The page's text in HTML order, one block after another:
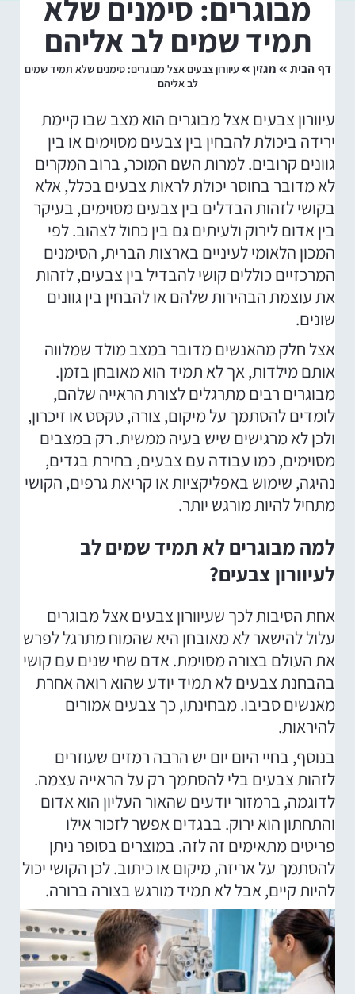
מבוגרים: סימנים שלא
תמיד שמים לב אליהם
דף הבית מגזין
עיוורון צבעים אצל מבוגרים: סימנים שלא תמיד שמים
לב אליהם
עיוורון צבעים אצל מבוגרים הוא מצב שבו קיימת
ירידה ביכולת להבחין בין צבעים מסוימים או בין
גוונים קרובים. למרות השם המוכר, ברוב המקרים
לא מדובר בחוסר יכולת לראות צבעים בכלל, אלא
בקושי לזהות הבדלים בין צבעים מסוימים, בעיקר
בין אדום לירוק ולעיתים גם בין כחול לצהוב. לפי
המכון הלאומי לעיניים בארצות הברית, הסימנים
המרכזיים כוללים קושי להבדיל בין צבעים, לזהות
את עוצמת הבהירות שלהם או להבחין בין גוונים
שונים.
אצל חלק מהאנשים מדובר במצב מולד שמלווה
אותם מילדות, אך לא תמיד הוא מאובחן בזמן.
מבוגרים רבים מתרגלים לצורת הראייה שלהם,
לומדים להסתמך על מיקום, צורה, טקסט או זיכרון,
ולכן לא מרגישים שיש בעיה ממשית. רק במצבים
מסוימים, כמו עבודה עם צבעים, בחירת בגדים,
נהיגה, שימוש באפליקציות או קריאת גרפים, הקושי
מתחיל להיות מורגש יותר.
למה מבוגרים לא תמיד שמים לב
לעיוורון צבעים?
אחת הסיבות לכך שעיוורון צבעים אצל מבוגרים
עלול להישאר לא מאובחן היא שהמוח מתרגל לפרש
את העולם בצורה מסוימת. אדם שחי שנים עם קושי
בהבחנת צבעים לא תמיד יודע שהוא רואה אחרת
מאנשים סביבו. מבחינתו, כך צבעים אמורים
להיראות.
בנוסף, בחיי היום יום יש הרבה רמזים שעוזרים
לזהות צבעים בלי להסתמך רק על הראייה עצמה.
לדוגמה, ברמזור יודעים שהאור העליון הוא אדום
והתחתון הוא ירוק. בבגדים אפשר לזכור אילו
פריטים מתאימים זה לזה. במוצרים בסופר ניתן
להסתמך על אריזה, מיקום או כיתוב. לכן הקושי יכול
להיות קיים, אבל לא תמיד מורגש בצורה ברורה.